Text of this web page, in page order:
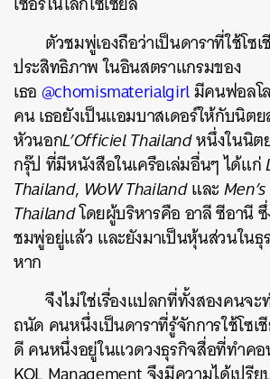
ตัวชมพู่เองถือว่าเป็นดาราที่ใช้โซ
ประสิทธิภาพ ในอินสตราแกรมของ
เธอ @chomismaterialgirlมีคนฟอลโ
คน เธอยังเป็นแอมบาสเดอร์ให้กับนิต
หัวนอกL’Officiel Thailandหนึ่งในนิต
กรุ๊ป ที่มีหนังสือในเครือเล่มอื่นๆ ได้แก่
Thailand, WoW Thailandและ
Thailandโดยผู้บริหารคือ อาลี ซีอานี
ชมพู่อยู่แล้ว และยังมาเป็นหุ้นส่วนในธุ
หาก
จึงไม่ใช่เรื่องแปลกที่ทั้งสองคนจะ
ถนัด คนหนึ่งเป็นดาราที่รู้จักการใช้โซเ
ดี คนหนึ่งอยู่ในแวดวงธุรกิจสื่อที่ทำค